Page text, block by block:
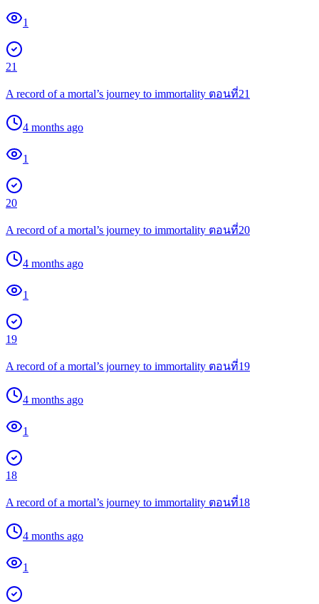
1
21
A record of a mortal’s journey to immortality ตอนที่21
4 months ago
1
20
A record of a mortal’s journey to immortality ตอนที่20
4 months ago
1
19
A record of a mortal’s journey to immortality ตอนที่19
4 months ago
1
18
A record of a mortal’s journey to immortality ตอนที่18
4 months ago
1